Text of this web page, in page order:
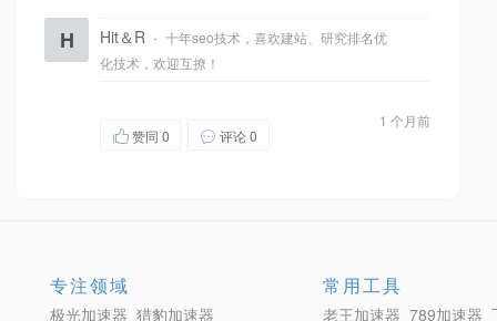
H Hit＆R · 十年seo技术，喜欢建站、研究排名优
化技术，欢迎互撩！
1 个月前
赞同 0 评论 0
专注领域
极光加速器 猎豹加速器
常用工具
老王加速器 789加速器